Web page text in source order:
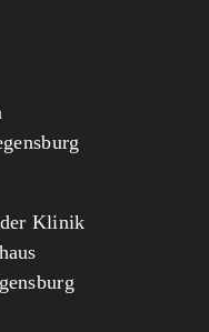
Klinik